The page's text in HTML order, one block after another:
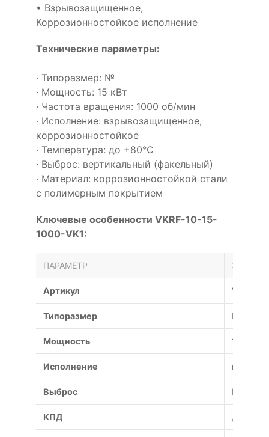
• Взрывозащищенное,
Коррозионностойкое исполнение
Технические параметры:
· Типоразмер: №
· Мощность: 15 кВт
· Частота вращения: 1000 об/мин
· Исполнение: взрывозащищенное,
коррозионностойкое
· Температура: до +80°С
· Выброс: вертикальный (факельный)
· Материал: коррозионностойкой стали
с полимерным покрытием
Ключевые особенности VKRF-10-15-
1000-VK1:
ПАРАМЕТР
Артикул VKRF-
Типоразмер №
Мощность 15 кВт
Исполнение
Выброс
КПД До 75%